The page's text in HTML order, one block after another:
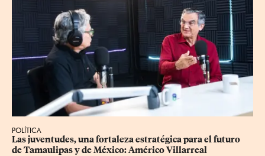
POLÍTICA
Las juventudes, una fortaleza estratégica para el futuro
de Tamaulipas y de México: Américo Villarreal